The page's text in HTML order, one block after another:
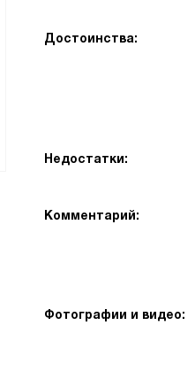
Достоинства:
Недостатки:
Комментарий:
Фотографии и видео: